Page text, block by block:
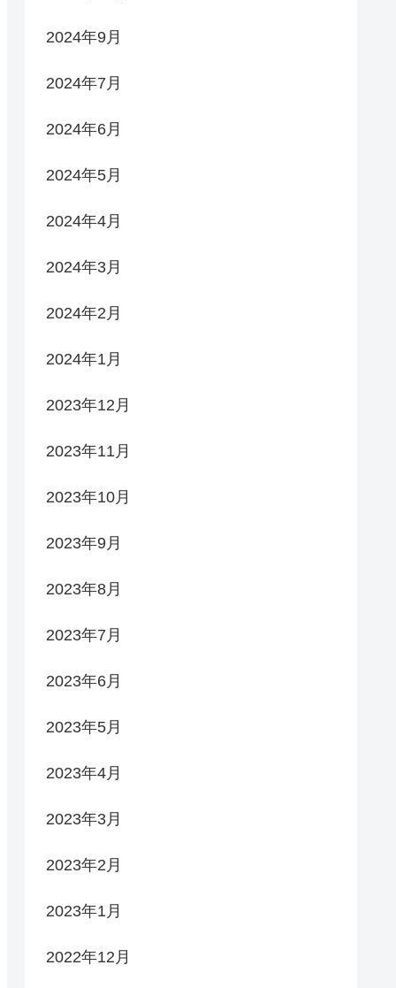
2024年9月
2024年7月
2024年6月
2024年5月
2024年4月
2024年3月
2024年2月
2024年1月
2023年12月
2023年11月
2023年10月
2023年9月
2023年8月
2023年7月
2023年6月
2023年5月
2023年4月
2023年3月
2023年2月
2023年1月
2022年12月